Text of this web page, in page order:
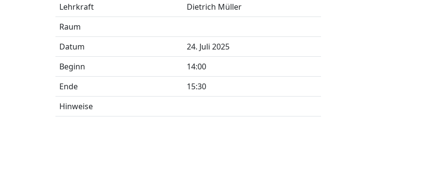
Lehrkraft
Dietrich Müller
Raum
Datum
24. Juli 2025
Beginn
14:00
Ende
15:30
Hinweise